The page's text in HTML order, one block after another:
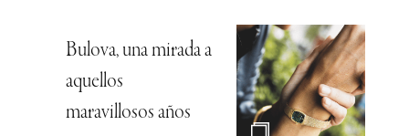
Bulova, una mirada a
aquellos
maravillosos años